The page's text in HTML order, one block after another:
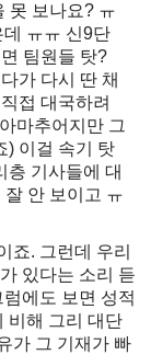
못 보나요? ㅠ
ㅠㅠ 신9단
팀원들 탓?
가 다시 딴 채
접 대국하려
마추어지만 그
) 이걸 속기 탓
층 기사들에 대
안 보이고 ㅠ
죠. 그런데 우리
있다는 소리 듣
에도 보면 성적
비해 그리 대단
가 그 기재가 빠